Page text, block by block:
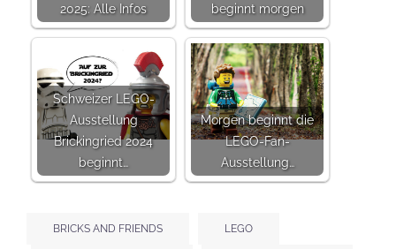
2025: Alle Infos
beginnt morgen
Schweizer LEGO-
Ausstellung
Brickingried 2024
beginnt…
Morgen beginnt die
LEGO-Fan-
Ausstellung…
BRICKS AND FRIENDS LEGO